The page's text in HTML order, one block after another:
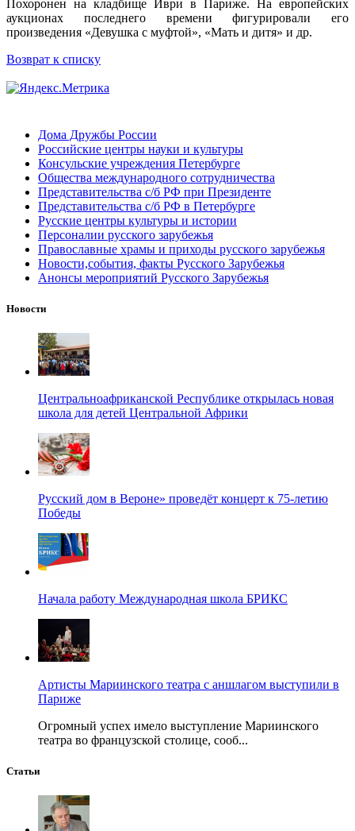
Похоронен на кладбище Иври в Париже. На европейских
аукционах последнего времени фигурировали его
произведения «Девушка с муфтой», «Мать и дитя» и др.
Возврат к списку
Дома Дружбы России
Российские центры науки и культуры
Консульские учреждения Петербурге
Общества международного сотрудничества
Представительства с/б РФ при Президенте
Представительства с/б РФ в Петербурге
Русские центры культуры и истории
Персоналии русского зарубежья
Православные храмы и приходы русского зарубежья
Новости,события, факты Русского Зарубежья
Анонсы мероприятий Русского Зарубежья
Новости
Центральноафриканской Республике открылась новая
школа для детей Центральной Африки
Русский дом в Вероне» проведёт концерт к 75-летию
Победы
Начала работу Международная школа БРИКС
Артисты Мариинского театра с аншлагом выступили в
Париже
Огромный успех имело выступление Мариинского
театра во французской столице, сооб...
Статьи